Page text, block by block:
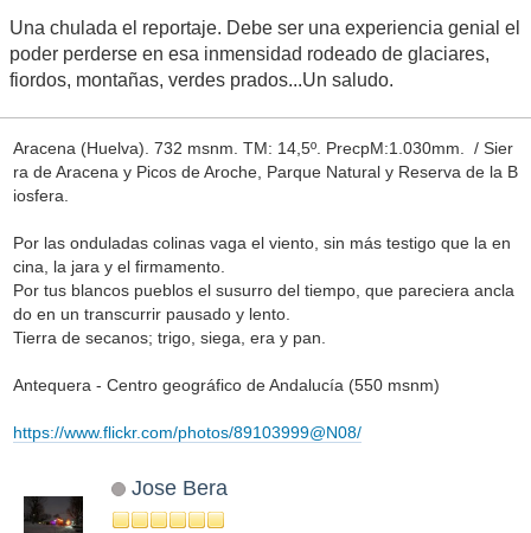
Una chulada el reportaje. Debe ser una experiencia genial el
poder perderse en esa inmensidad rodeado de glaciares,
fiordos, montañas, verdes prados...Un saludo.
Aracena (Huelva). 732 msnm. TM: 14,5º. PrecpM:1.030mm. / Sier
ra de Aracena y Picos de Aroche, Parque Natural y Reserva de la B
iosfera.
Por las onduladas colinas vaga el viento, sin más testigo que la en
cina, la jara y el firmamento.
Por tus blancos pueblos el susurro del tiempo, que pareciera ancla
do en un transcurrir pausado y lento.
Tierra de secanos; trigo, siega, era y pan.
Antequera - Centro geográfico de Andalucía (550 msnm)
https://www.flickr.com/photos/89103999@N08/
Jose Bera